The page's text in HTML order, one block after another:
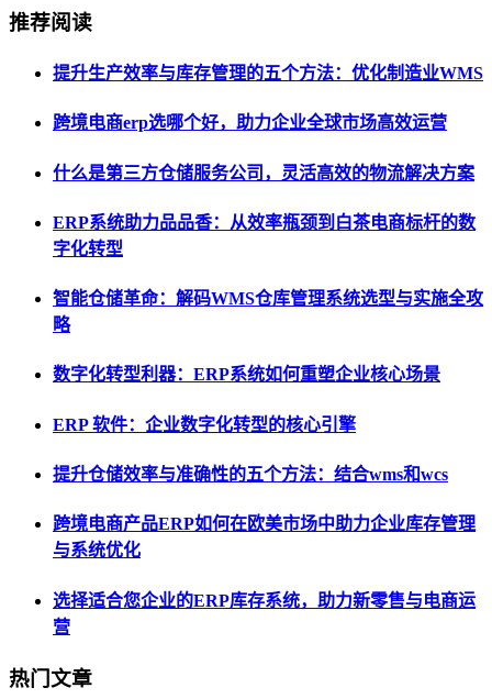
推荐阅读
提升生产效率与库存管理的五个方法：优化制造业WMS
跨境电商erp选哪个好，助力企业全球市场高效运营
什么是第三方仓储服务公司，灵活高效的物流解决方案
ERP系统助力品品香：从效率瓶颈到白茶电商标杆的数
字化转型
智能仓储革命：解码WMS仓库管理系统选型与实施全攻
略
数字化转型利器：ERP系统如何重塑企业核心场景
ERP 软件：企业数字化转型的核心引擎
提升仓储效率与准确性的五个方法：结合wms和wcs
跨境电商产品ERP如何在欧美市场中助力企业库存管理
与系统优化
选择适合您企业的ERP库存系统，助力新零售与电商运
营
热门文章